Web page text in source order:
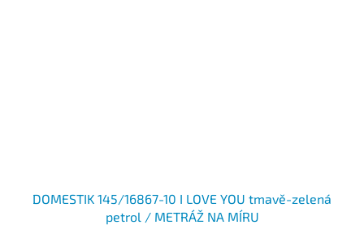
DOMESTIK 145/16867-10 I LOVE YOU tmavě-zelená
petrol / METRÁŽ NA MÍRU